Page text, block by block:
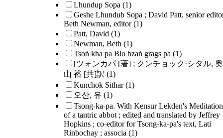
Lhundup Sopa (1)
Geshe Lhundub Sopa ; David Patt, senior
Beth Newman, editor(1)
Patt, David (1)
Newman, Beth (1)
Tsoṅ kha pa Blo bzaṅ grags pa (1)
[ツォンカパ [著] ; クンチョック·シタル, 奥
山 裕 [共]訳 (1)
Kunchok Sithar(1)
오산, 유 (1)
Tsong-ka-pa. With Kensur Lekden's
of a tantric abbot ; edited and translated by Jeffrey
Hopkins ; co-editor for Tsong-ka-pa's text, Lati
Rinbochay ; associa (1)